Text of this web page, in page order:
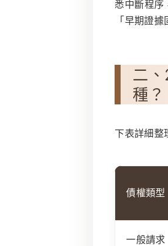
悉中斷程序
「早期證
二
種？
下表詳細整
債權類型
一般請求